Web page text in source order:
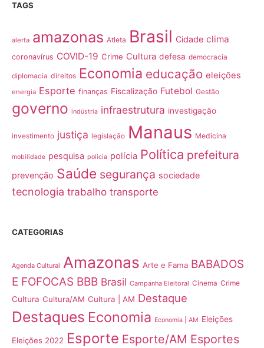
TAGS
alerta amazonas Atleta Brasil Cidade clima
coronavírus COVID-19 Crime Cultura defesa democracia
diplomacia direitos Economia educação eleições
energia Esporte finanças Fiscalização Futebol Gestão
governo indústria infraestrutura investigação
investimento justiça legislação Manaus Medicina
mobilidade pesquisa policia polícia Política prefeitura
prevenção Saúde segurança sociedade
tecnologia trabalho transporte
CATEGORIAS
Agenda Cultural Amazonas Arte e Fama BABADOS
E FOFOCAS BBB Brasil Campanha Eleitoral Cinema Crime
Cultura Cultura/AM Cultura | AM Destaque
Destaques Economia Economia | AM Eleições
Eleições 2022 Esporte Esporte/AM Esportes